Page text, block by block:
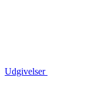
Udgivelser